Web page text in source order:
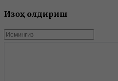
Изоҳ қолдириш